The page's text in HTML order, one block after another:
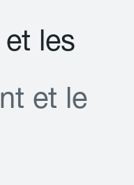
et les
nt et le